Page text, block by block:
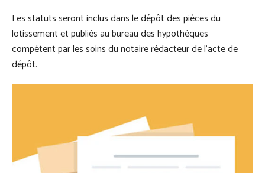
Les statuts seront inclus dans le dépôt des pièces du
lotissement et publiés au bureau des hypothèques
compétent par les soins du notaire rédacteur de l’acte de
dépôt.